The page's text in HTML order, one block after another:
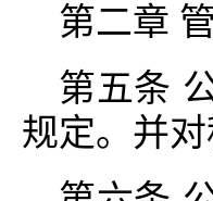
第二章
第五条
规定。并